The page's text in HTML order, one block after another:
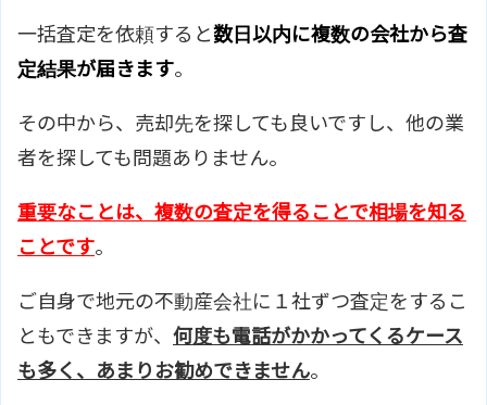
一括査定を依頼すると数日以内に複数の会社から査
定結果が届きます。
その中から、売却先を探しても良いですし、他の業
者を探しても問題ありません。
重要なことは、複数の査定を得ることで相場を知る
ことです。
ご自身で地元の不動産会社に１社ずつ査定をするこ
ともできますが、 何度も電話がかかってくるケース
も多く、あまりお勧めできません。